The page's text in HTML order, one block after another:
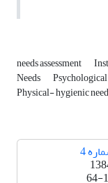
needs assessment
Needs
Physical- hygienic
64-